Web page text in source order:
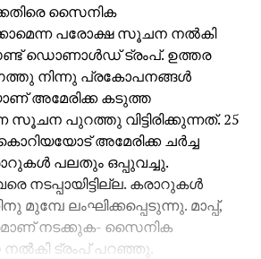
സൈനിക
പരോക്ഷ സൂചന നല്‍കി
ഡൊണാള്‍ഡ് ട്രംപ്. ഉത്തര
നിന്നു പ്രകോപനങ്ങള്‍
അമേരിക്ക കടുത്ത
സൂചന പുറത്തു വിട്ടിരിക്കുന്നത്. 25
അമേരിക്ക ചര്‍ച്ച
പലതും ഒപ്പുവച്ചു.
കരാറുകള്‍
ലംഘിക്കപ്പെടുന്നു. മാപ്പ്,
നടക്കുക- സൈനിക
നല്‍കി ട്രംപ് പറഞ്ഞു.